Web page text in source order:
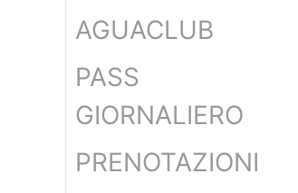
AGUACLUB
PASS
GIORNALIERO
PRENOTAZIONI